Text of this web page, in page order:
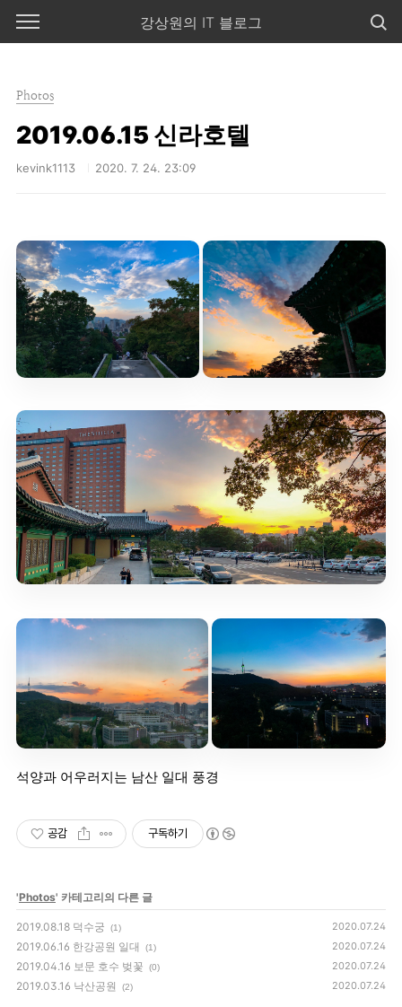
강상원의 IT 블로그
Photos
2019.06.15 신라호텔
kevink1113 2020. 7. 24. 23:09
석양과 어우러지는 남산 일대 풍경
공감 구독하기
'Photos' 카테고리의 다른 글
2019.08.18 덕수궁 (1) 2020.07.24
2019.06.16 한강공원 일대 (1) 2020.07.24
2019.04.16 보문 호수 벚꽃 (0) 2020.07.24
2019.03.16 낙산공원 (2) 2020.07.24